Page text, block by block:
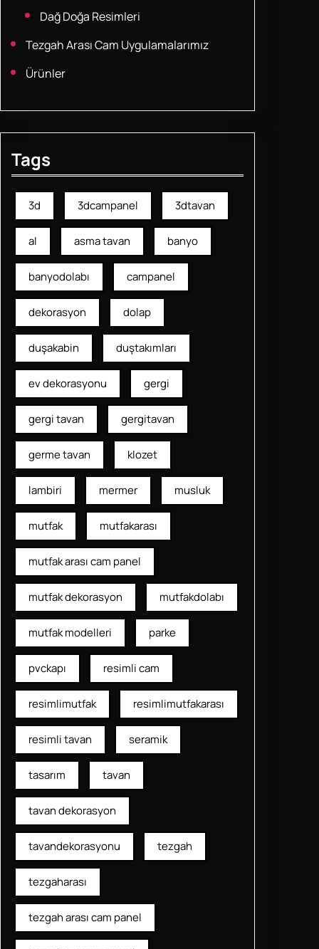
Dağ Doğa Resimleri
Tezgah Arası Cam Uygulamalarımız
Ürünler
Tags
3d 3dcampanel 3dtavan
al asma tavan banyo
banyodolabı campanel
dekorasyon dolap
duşakabin duştakımları
ev dekorasyonu gergi
gergi tavan gergitavan
germe tavan klozet
lambiri mermer musluk
mutfak mutfakarası
mutfak arası cam panel
mutfak dekorasyon mutfakdolabı
mutfak modelleri parke
pvckapı resimli cam
resimlimutfak resimlimutfakarası
resimli tavan seramik
tasarım tavan
tavan dekorasyon
tavandekorasyonu tezgah
tezgaharası
tezgah arası cam panel